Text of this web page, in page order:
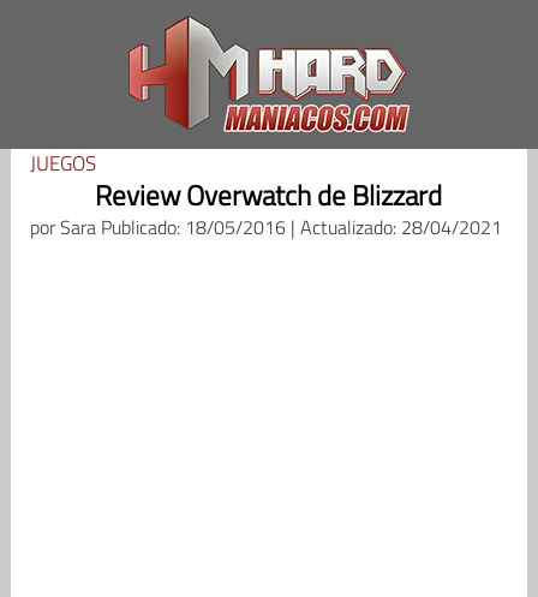
JUEGOS
Review Overwatch de Blizzard
porSara Publicado: 18/05/2016 | Actualizado: 28/04/2021